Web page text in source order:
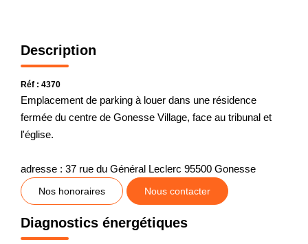
Description
Réf : 4370
Emplacement de parking à louer dans une résidence
fermée du centre de Gonesse Village, face au tribunal et
l'église.
adresse : 37 rue du Général Leclerc 95500 Gonesse
Nos honoraires Nous contacter
Diagnostics énergétiques